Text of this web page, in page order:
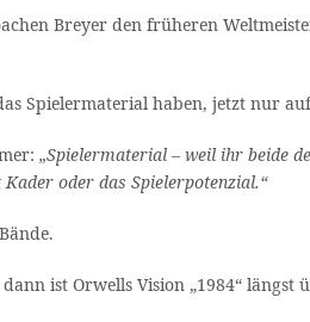
Breyer den früheren
Spielermaterial haben, jetzt nur
„Spielermaterial – weil ihr beide
oder das Spielerpotenzial.“
ist Orwells Vision „1984“ längst